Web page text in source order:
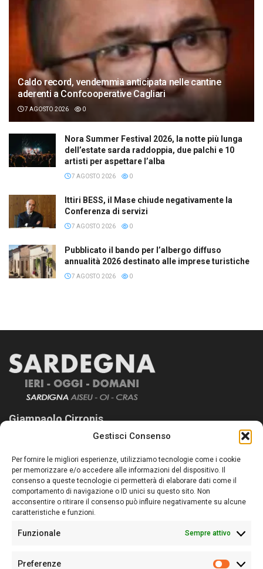
Gestisci Consenso
Per fornire le migliori esperienze, utilizziamo tecnologie come i cookie
per memorizzare e/o accedere alle informazioni del dispositivo. Il
consenso a queste tecnologie ci permetterà di elaborare dati come il
comportamento di navigazione o ID unici su questo sito. Non
acconsentire o ritirare il consenso può influire negativamente su alcune
caratteristiche e funzioni.
Funzionale Sempre attivo
Preferenze
Caldo record, vendemmia anticipata nelle cantine
aderenti a Confcooperative Cagliari
7 AGOSTO 2026 0
Nora Summer Festival 2026, la notte più lunga
dell’estate sarda raddoppia, due palchi e 10
artisti per aspettare l’alba
7 AGOSTO 2026 0
Ittiri BESS, il Mase chiude negativamente la
Conferenza di servizi
7 AGOSTO 2026 0
Pubblicato il bando per l’albergo diffuso
annualità 2026 destinato alle imprese turistiche
7 AGOSTO 2026 0
Giampaolo Cirronis
Sardegna Ieri-Oggi-Domani nasce per informare “liberamente” i
lettori su quanto accade in Sardegna, con un occhio rivolto al
nostro passato e, soprattutto, al nostro futuro
Follow Us
Sede:Via Cristoforo Colombo 09013 Carbonia